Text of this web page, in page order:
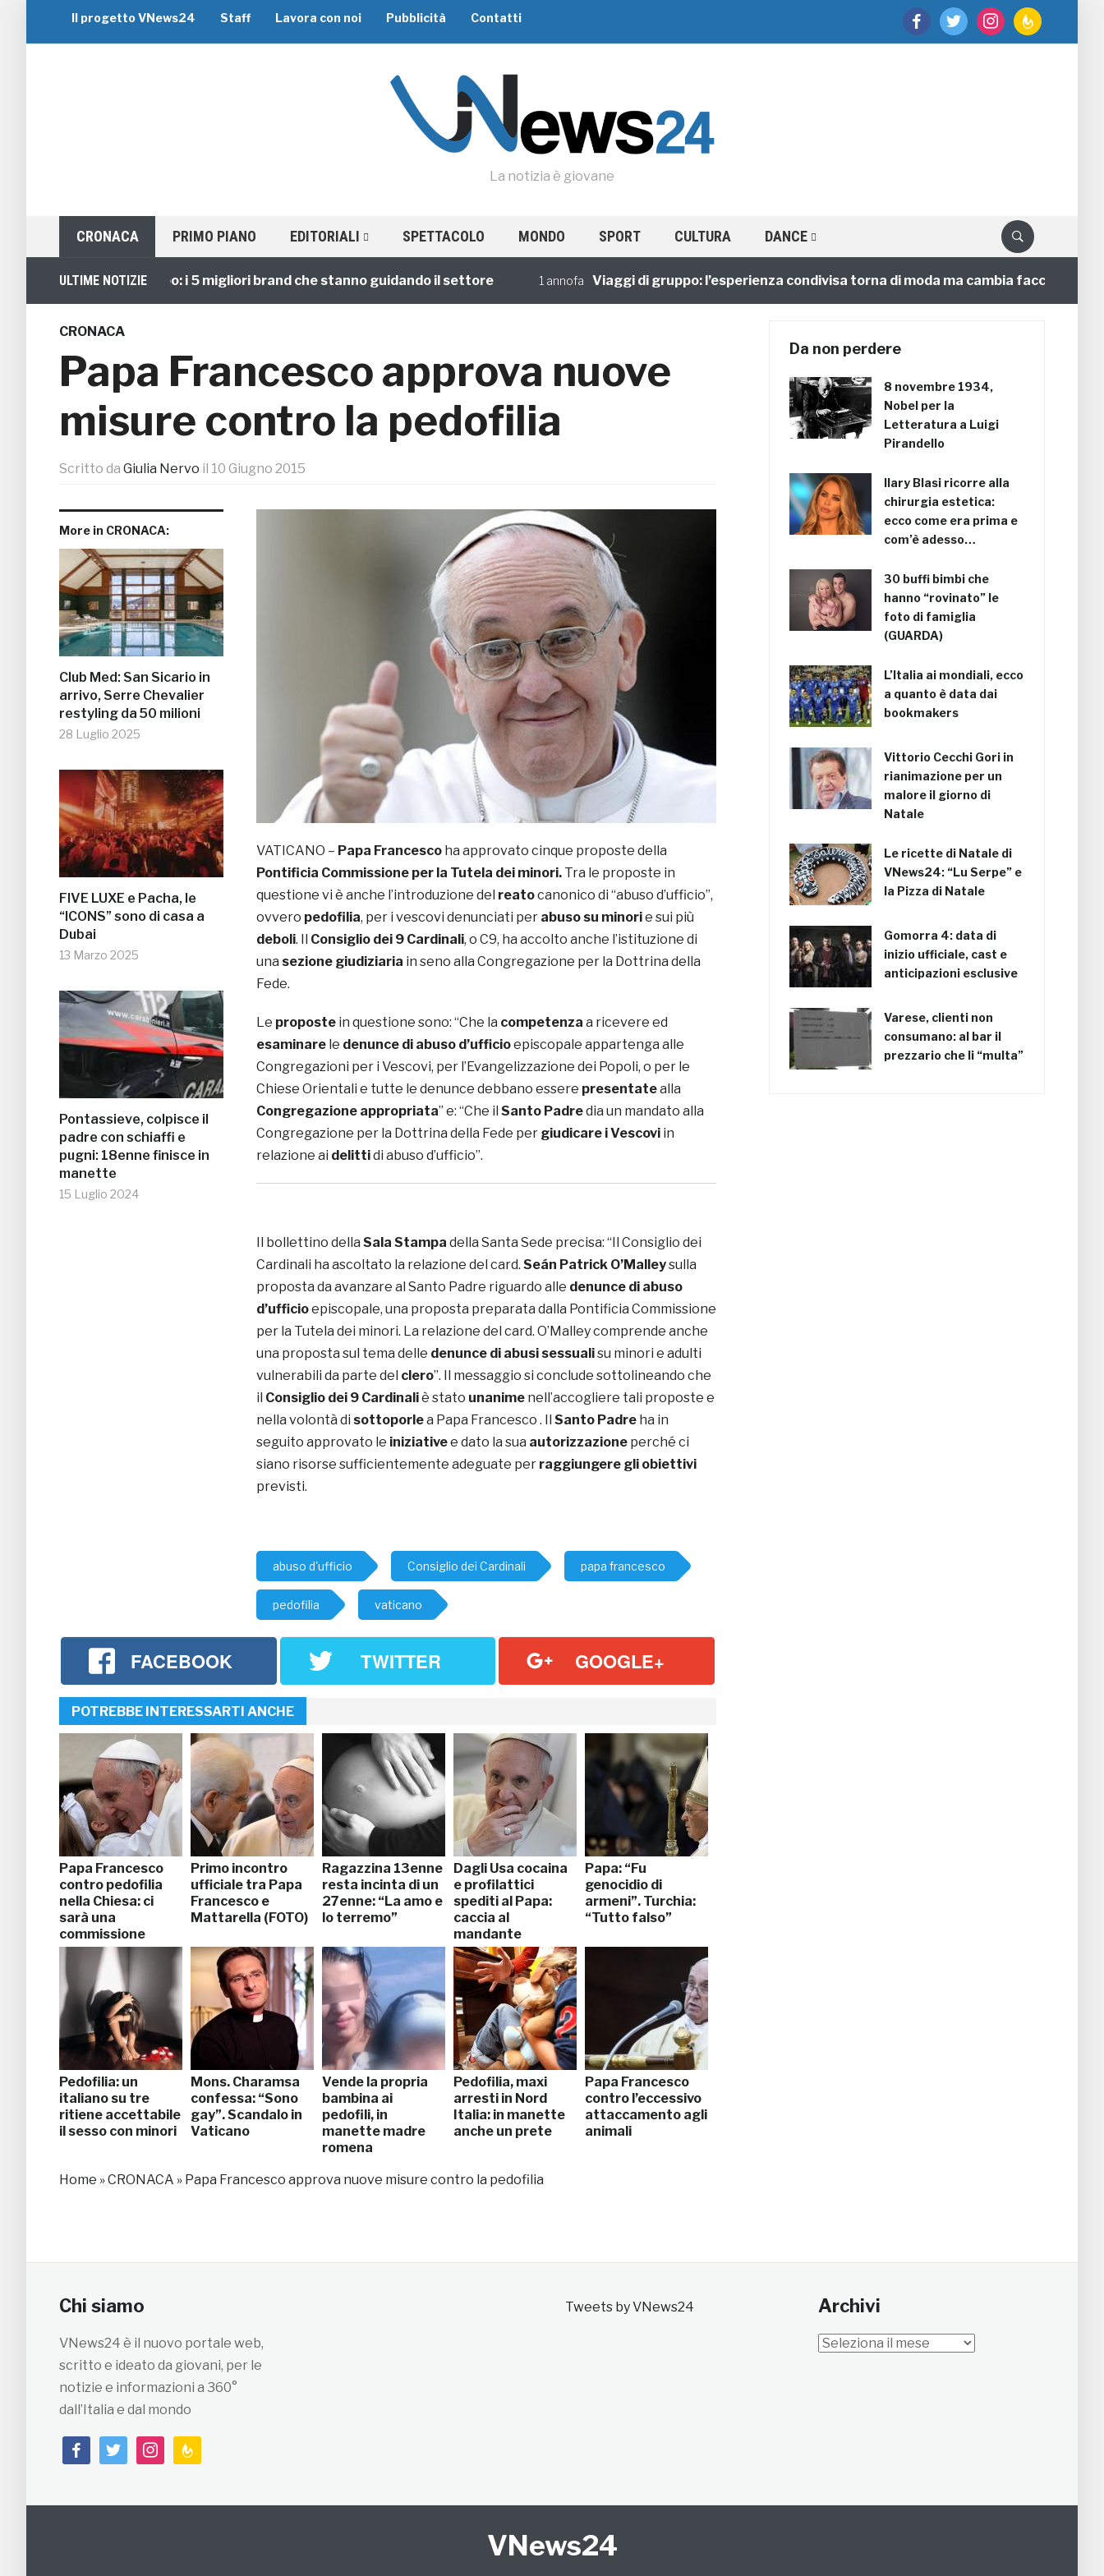
facebooktwitter instagramfeedburner
Il progetto VNews24 Staff Lavora con noi Pubblicità Contatti
La notizia è giovane
CRONACA PRIMO PIANO EDITORIALI SPETTACOLO MONDO SPORT CULTURA DANCE
ULTIME NOTIZIE
Viaggi di Gruppo: i 5 migliori brand che stanno guidando il settore 1 annofa Viaggi di gruppo: l’esperienza condivisa torna di moda ma cambia faccia
CRONACA
Papa Francesco approva nuove
misure contro la pedofilia
Scritto da Giulia Nervo il 10 Giugno 2015
More in CRONACA:
Club Med: San Sicario in
arrivo, Serre Chevalier
restyling da 50 milioni
28 Luglio 2025
FIVE LUXE e Pacha, le
“ICONS” sono di casa a
Dubai
13 Marzo 2025
Pontassieve, colpisce il
padre con schiaffi e
pugni: 18enne finisce in
manette
15 Luglio 2024
VATICANO – Papa Francesco ha approvato cinque proposte della
Pontificia Commissione per la Tutela dei minori. Tra le proposte in
questione vi è anche l’introduzione del reatocanonico di “abuso d’ufficio”,
ovvero pedofilia, per i vescovi denunciati per abuso su minorie sui più
deboli. Il Consiglio dei 9 Cardinali, o C9, ha accolto anche l’istituzione di
una sezione giudiziaria in seno alla Congregazione per la Dottrina della
Fede.
Le proposte in questione sono: “Che la competenza a ricevere ed
esaminare le denunce di abuso d’ufficioepiscopale appartenga alle
Congregazioni per i Vescovi, per l’Evangelizzazione dei Popoli, o per le
Chiese Orientali e tutte le denunce debbano essere presentatealla
Congregazione appropriata” e: “Che il Santo Padredia un mandato alla
Congregazione per la Dottrina della Fede per giudicare i Vescovi in
relazione ai delittidi abuso d’ufficio”.
Il bollettino della Sala Stampa della Santa Sede precisa: “Il Consiglio dei
Cardinali ha ascoltato la relazione del card. Seán Patrick O’Malleysulla
proposta da avanzare al Santo Padre riguardo alle denunce di abuso
d’ufficioepiscopale, una proposta preparata dalla Pontificia Commissione
per la Tutela dei minori. La relazione del card. O’Malley comprende anche
una proposta sul tema delle denunce di abusi sessualisu minori e adulti
vulnerabili da parte del clero”. Il messaggio si conclude sottolineando che
il Consiglio dei 9 Cardinaliè stato unanime nell’accogliere tali proposte e
nella volontà di sottoporlea Papa Francesco . Il Santo Padre ha in
seguito approvato le iniziativee dato la sua autorizzazione perché ci
siano risorse sufficientemente adeguate per raggiungere gli obiettivi
previsti.
abuso d'ufficio Consiglio dei Cardinali papa francesco
pedofilia vaticano
FACEBOOK TWITTER GOOGLE+
POTREBBE INTERESSARTI ANCHE
Papa Francesco
contro pedofilia
nella Chiesa: ci
sarà una
commissione
Primo incontro
ufficiale tra Papa
Francesco e
Mattarella (FOTO)
Ragazzina 13enne
resta incinta di un
27enne: “La amo e
lo terremo”
Dagli Usa cocaina
e profilattici
spediti al Papa:
caccia al
mandante
Papa: “Fu
genocidio di
armeni”. Turchia:
“Tutto falso”
Pedofilia: un
italiano su tre
ritiene accettabile
il sesso con minori
Mons. Charamsa
confessa: “Sono
gay”. Scandalo in
Vaticano
Vende la propria
bambina ai
pedofili, in
manette madre
romena
Pedofilia, maxi
arresti in Nord
Italia: in manette
anche un prete
Papa Francesco
contro l’eccessivo
attaccamento agli
animali
Home »CRONACA » Papa Francesco approva nuove misure contro la pedofilia
Da non perdere
8 novembre 1934,
Nobel per la
Letteratura a Luigi
Pirandello
Ilary Blasi ricorre alla
chirurgia estetica:
ecco come era prima e
com’è adesso…
30 buffi bimbi che
hanno “rovinato” le
foto di famiglia
(GUARDA)
L’Italia ai mondiali, ecco
a quanto è data dai
bookmakers
Vittorio Cecchi Gori in
rianimazione per un
malore il giorno di
Natale
Le ricette di Natale di
VNews24: “Lu Serpe” e
la Pizza di Natale
Gomorra 4: data di
inizio ufficiale, cast e
anticipazioni esclusive
Varese, clienti non
consumano: al bar il
prezzario che li “multa”
Chi siamo
VNews24 è il nuovo portale web,
scritto e ideato da giovani, per le
notizie e informazioni a 360°
dall’Italia e dal mondo
facebooktwitterinstagramfeedburner
Tweets by VNews24 Archivi
Archivi
VNews24